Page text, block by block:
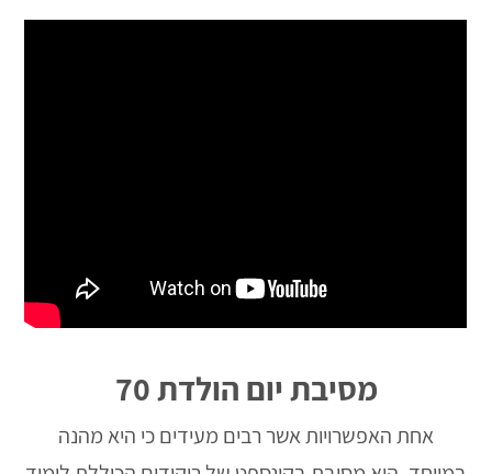
מסיבת יום הולדת 70
אחת האפשרויות אשר רבים מעידים כי היא מהנה